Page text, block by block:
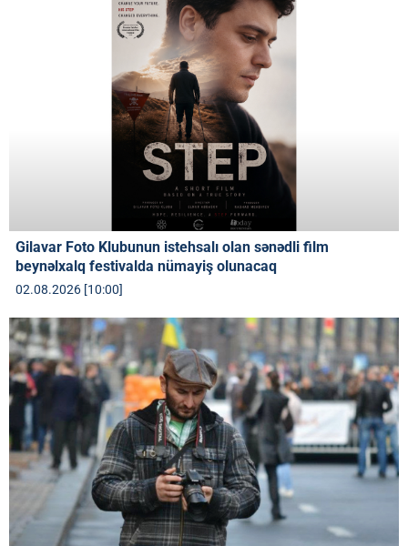
Gilavar Foto Klubunun istehsalı olan sənədli film
beynəlxalq festivalda nümayiş olunacaq
02.08.2026 [10:00]